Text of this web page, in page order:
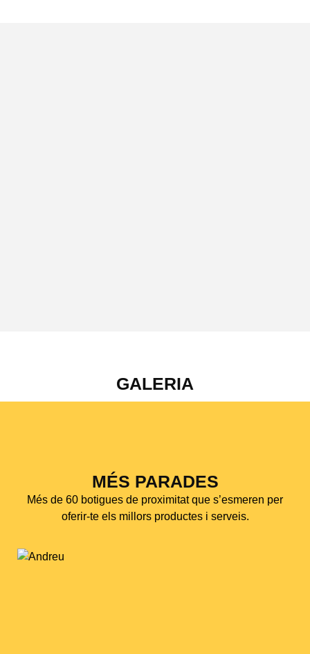
GALERIA
MÉS PARADES
Més de 60 botigues de proximitat que s’esmeren per
oferir-te els millors productes i serveis.